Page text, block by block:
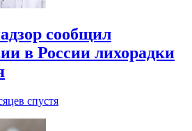
сообщил
в России лихорадки
спустя